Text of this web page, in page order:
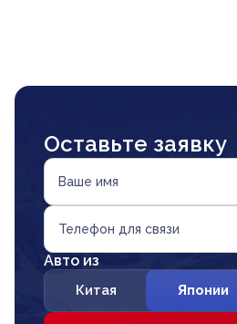
Оставьте заявку
Ваше имя
Телефон для связи
Авто из
Китая Японии